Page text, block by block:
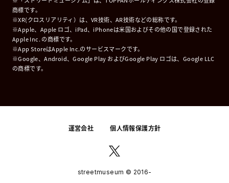
商標です。
※XR(クロスリアリティ）は、VR技術、AR技術などの総称です。
※Apple、Apple ロゴ、iPad、iPhoneは米国およびその他の国で登録された
Apple Inc. の商標です。
※App StoreはApple Inc.のサービスマークです。
※Google、Android、Google Play およびGoogle Play ロゴは、Google LLC
の商標です。
運営会社 個人情報保護方針
streetmuseum © 2016-